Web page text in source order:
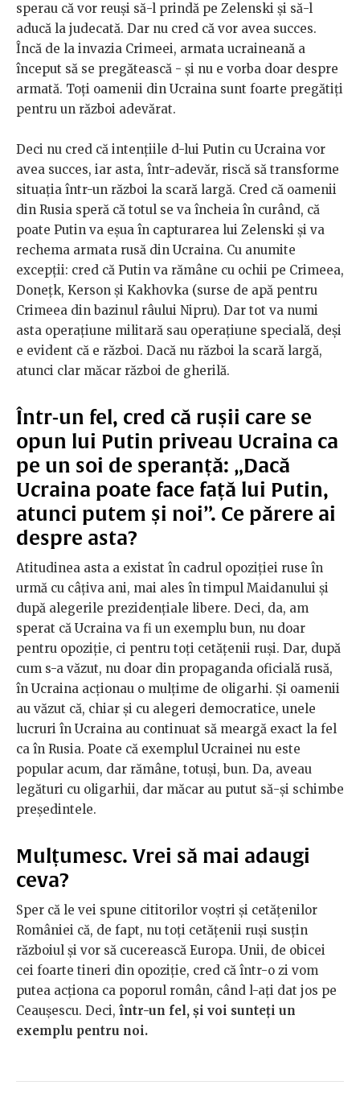
sperau că vor reuși să-l prindă pe Zelenski și să-l
aducă la judecată. Dar nu cred că vor avea succes.
Încă de la invazia Crimeei, armata ucraineană a
început să se pregătească - și nu e vorba doar despre
armată. Toți oamenii din Ucraina sunt foarte pregătiți
pentru un război adevărat.
Deci nu cred că intențiile d-lui Putin cu Ucraina vor
avea succes, iar asta, într-adevăr, riscă să transforme
situația într-un război la scară largă. Cred că oamenii
din Rusia speră că totul se va încheia în curând, că
poate Putin va eșua în capturarea lui Zelenski și va
rechema armata rusă din Ucraina. Cu anumite
excepții: cred că Putin va rămâne cu ochii pe Crimeea,
Donețk, Kerson și Kakhovka (surse de apă pentru
Crimeea din bazinul râului Nipru). Dar tot va numi
asta operațiune militară sau operațiune specială, deși
e evident că e război. Dacă nu război la scară largă,
atunci clar măcar război de gherilă.
Într-un fel, cred că rușii care se
opun lui Putin priveau Ucraina ca
pe un soi de speranță: „Dacă
Ucraina poate face față lui Putin,
atunci putem și noi”. Ce părere ai
despre asta?
Atitudinea asta a existat în cadrul opoziției ruse în
urmă cu câțiva ani, mai ales în timpul Maidanului și
după alegerile prezidențiale libere. Deci, da, am
sperat că Ucraina va fi un exemplu bun, nu doar
pentru opoziție, ci pentru toți cetățenii ruși. Dar, după
cum s-a văzut, nu doar din propaganda oficială rusă,
în Ucraina acționau o mulțime de oligarhi. Și oamenii
au văzut că, chiar și cu alegeri democratice, unele
lucruri în Ucraina au continuat să meargă exact la fel
ca în Rusia. Poate că exemplul Ucrainei nu este
popular acum, dar rămâne, totuși, bun. Da, aveau
legături cu oligarhii, dar măcar au putut să-și schimbe
președintele.
Mulțumesc. Vrei să mai adaugi
ceva?
Sper că le vei spune cititorilor voștri și cetățenilor
României că, de fapt, nu toți cetățenii ruși susțin
războiul și vor să cucerească Europa. Unii, de obicei
cei foarte tineri din opoziție, cred că într-o zi vom
putea acționa ca poporul român, când l-ați dat jos pe
Ceaușescu. Deci, într-un fel, și voi sunteți un
exemplu pentru noi.